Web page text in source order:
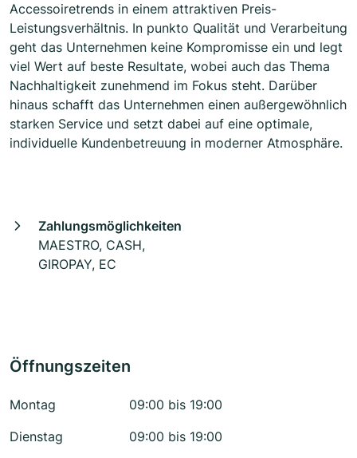
Accessoiretrends in einem attraktiven Preis-
Leistungsverhältnis. In punkto Qualität und Verarbeitung
geht das Unternehmen keine Kompromisse ein und legt
viel Wert auf beste Resultate, wobei auch das Thema
Nachhaltigkeit zunehmend im Fokus steht. Darüber
hinaus schafft das Unternehmen einen außergewöhnlich
starken Service und setzt dabei auf eine optimale,
individuelle Kundenbetreuung in moderner Atmosphäre.
Zahlungsmöglichkeiten
MAESTRO, CASH,
GIROPAY, EC
Öffnungszeiten
Montag
09:00 bis 19:00
Dienstag
09:00 bis 19:00